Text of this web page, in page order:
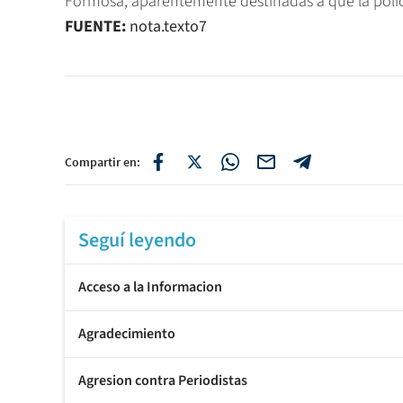
FUENTE: nota.texto7
Compartir en:
Seguí leyendo
Acceso a la Informacion
Agradecimiento
Agresion contra Periodistas